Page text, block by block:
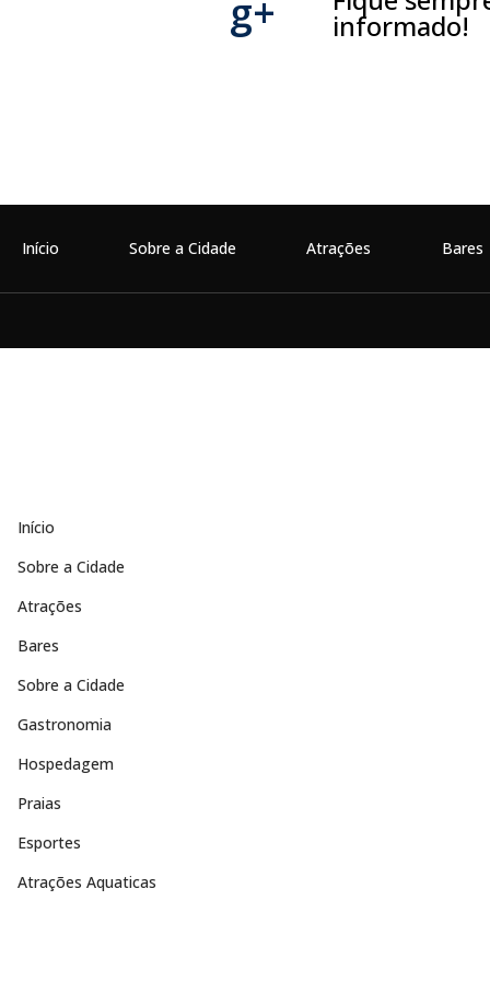
g+ informado!
Início Sobre a Cidade Atrações Bares
Início
Sobre a Cidade
Atrações
Bares
Sobre a Cidade
Gastronomia
Hospedagem
Praias
Esportes
Atrações Aquaticas